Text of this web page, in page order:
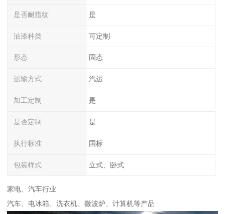
是否耐指纹 是
油漆种类 可定制
形态 固态
运输方式 汽运
加工定制 是
是否定制 是
执行标准 国标
包装样式 立式、卧式
家电、汽车行业
汽车、电冰箱、洗衣机、微波炉、计算机等产品